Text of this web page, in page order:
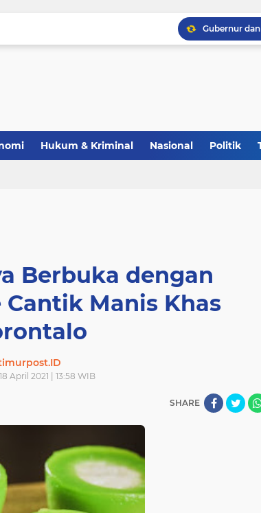
Hukum & Kriminal Nasional Politik
Berbuka dengan
Manis Khas
April 2021 | 13:58 WIB
SHARE